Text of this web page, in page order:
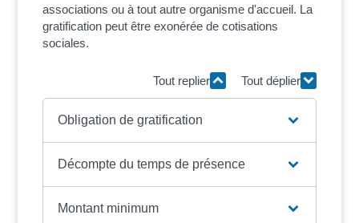
associations ou à tout autre organisme d'accueil. La
gratification peut être exonérée de cotisations
sociales.
Tout replier Tout déplier
Obligation de gratification
Décompte du temps de présence
Montant minimum